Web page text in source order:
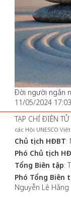
Đời người ngắn
11/05/2024 17:03
TẠP CHÍ ĐIỆN TỬ
các Hội UNESCO
Chủ tịch HĐBT:
Phó Chủ tịch
Tổng Biên tập:
Phó Tổng Biên
Nguyễn Lệ Hằng